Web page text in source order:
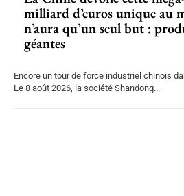
milliard d’euros unique au
n’aura qu’un seul but :
géantes
Encore un tour de force industriel chinois
Le 8 août 2026, la société Shandong...